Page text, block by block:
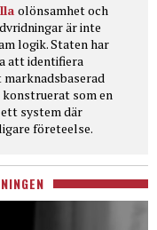
olönsamhet och
är inte
logik. Staten har
att identifiera
som en
system där
företeelse.